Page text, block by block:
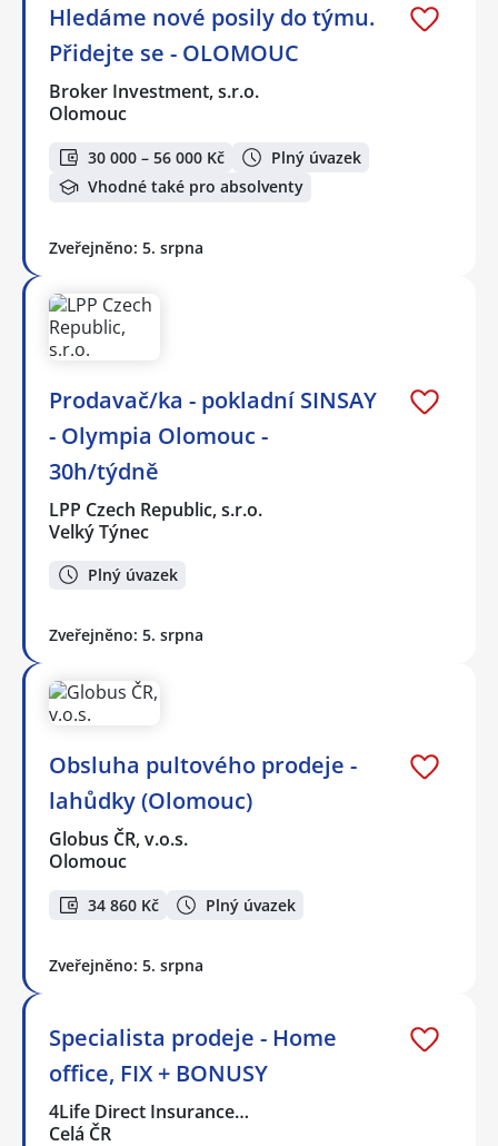
Hledáme nové posily do týmu.
Přidejte se - OLOMOUC
Broker Investment, s.r.o.
Olomouc
30 000 – 56 000 Kč
Plný úvazek
Vhodné také pro absolventy
Zveřejněno: 5. srpna
Prodavač/ka - pokladní SINSAY
- Olympia Olomouc -
30h/týdně
LPP Czech Republic, s.r.o.
Velký Týnec
Plný úvazek
Zveřejněno: 5. srpna
Obsluha pultového prodeje -
lahůdky (Olomouc)
Globus ČR, v.o.s.
Olomouc
34 860 Kč Plný úvazek
Zveřejněno: 5. srpna
Specialista prodeje - Home
office, FIX + BONUSY
4Life Direct Insurance…
Celá ČR